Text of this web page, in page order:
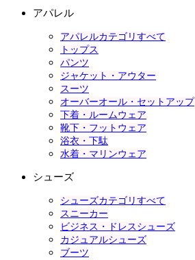
アパレル
アパレルカテゴリすべて
トップス
パンツ
ジャケット・アウター
スーツ
オーバーオール・セットアップ
下着・ルームウェア
靴下・フットウェア
浴衣・下駄
水着・マリンウェア
シューズ
シューズカテゴリすべて
スニーカー
ビジネス・ドレスシューズ
カジュアルシューズ
ブーツ